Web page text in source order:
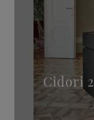
Cidori 2